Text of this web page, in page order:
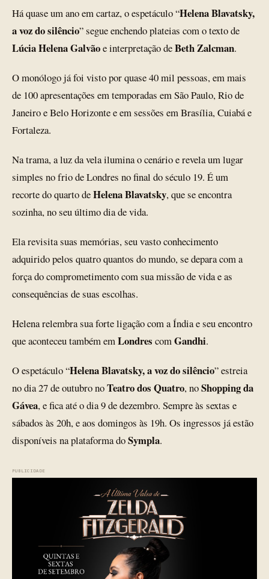
Há quase um ano em cartaz, o espetáculo “Helena Blavatsky,
a voz do silêncio” segue enchendo plateias com o texto de
Lúcia Helena Galvãoe interpretação deBeth Zalcman.
O monólogo já foi visto por quase 40 mil pessoas, em mais
de 100 apresentações em temporadas em São Paulo, Rio de
Janeiro e Belo Horizonte e em sessões em Brasília, Cuiabá e
Fortaleza.
Na trama, a luz da vela ilumina o cenário e revela um lugar
simples no frio de Londres no final do século 19. É um
recorte do quarto deHelena Blavatsky, que se encontra
sozinha, no seu último dia de vida.
Ela revisita suas memórias, seu vasto conhecimento
adquirido pelos quatro quantos do mundo, se depara com a
força do comprometimento com sua missão de vida e as
consequências de suas escolhas.
Helena relembra sua forte ligação com a Índia e seu encontro
que aconteceu também emLondres comGandhi.
O espetáculo “Helena Blavatsky, a voz do silêncio” estreia
no dia 27 de outubro noTeatro dos Quatro, noShopping da
Gávea, e fica até o dia 9 de dezembro. Sempre às sextas e
sábados às 20h, e aos domingos às 19h. Os ingressos já estão
disponíveis na plataforma doSympla.
PUBLICIDADE